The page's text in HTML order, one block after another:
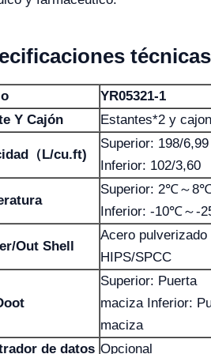
técnicas
YR05321-1
Y Cajón
Estantes*2 y
（L/cu.ft)
Superior: 198/6,99
Inferior: 102/3,60
Superior: 2℃～
Inferior: -10℃～-
Out Shell
Acero pulverizado
HIPS/SPCC
Superior: Puerta
maciza Inferior:
maciza
de datos Opcional